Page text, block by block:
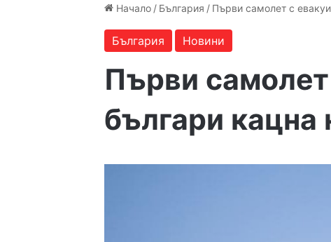
Начало / България / Първи самолет с
България Новини
Първи
българи